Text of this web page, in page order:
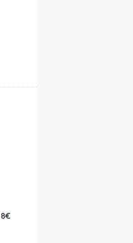
8€